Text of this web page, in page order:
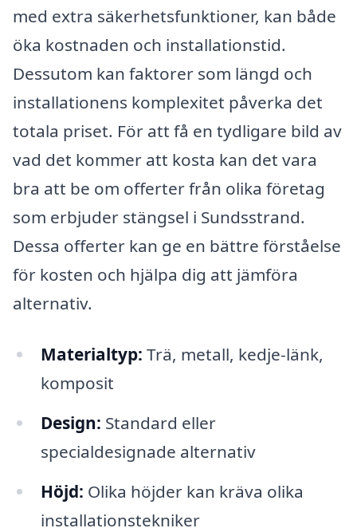
med extra säkerhetsfunktioner, kan både
öka kostnaden och installationstid.
Dessutom kan faktorer som längd och
installationens komplexitet påverka det
totala priset. För att få en tydligare bild av
vad det kommer att kosta kan det vara
bra att be om offerter från olika företag
som erbjuder stängsel i Sundsstrand.
Dessa offerter kan ge en bättre förståelse
för kosten och hjälpa dig att jämföra
alternativ.
Materialtyp: Trä, metall, kedje-länk,
komposit
Design: Standard eller
specialdesignade alternativ
Höjd: Olika höjder kan kräva olika
installationstekniker